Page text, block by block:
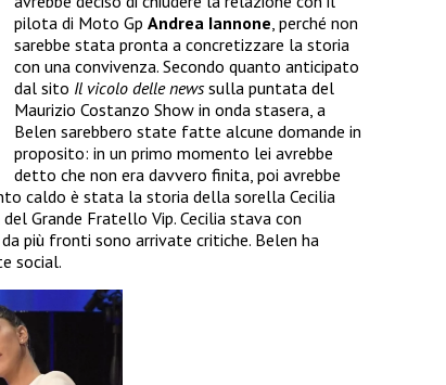
pilota di Moto Gp Andrea Iannone, perché non
sarebbe stata pronta a concretizzare la storia
con una convivenza. Secondo quanto anticipato
dal sito Il vicolo delle newssulla puntata del
Maurizio Costanzo Show in onda stasera, a
Belen sarebbero state fatte alcune domande in
proposito: in un primo momento lei avrebbe
detto che non era davvero finita, poi avrebbe
caldo è stata la storia della sorella Cecilia
Grande Fratello Vip. Cecilia stava con
più fronti sono arrivate critiche. Belen ha
social.